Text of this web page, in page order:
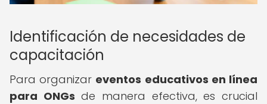
Identificación de necesidades de
capacitación
Para organizar eventos educativos en línea
para ONGs de manera efectiva, es crucial